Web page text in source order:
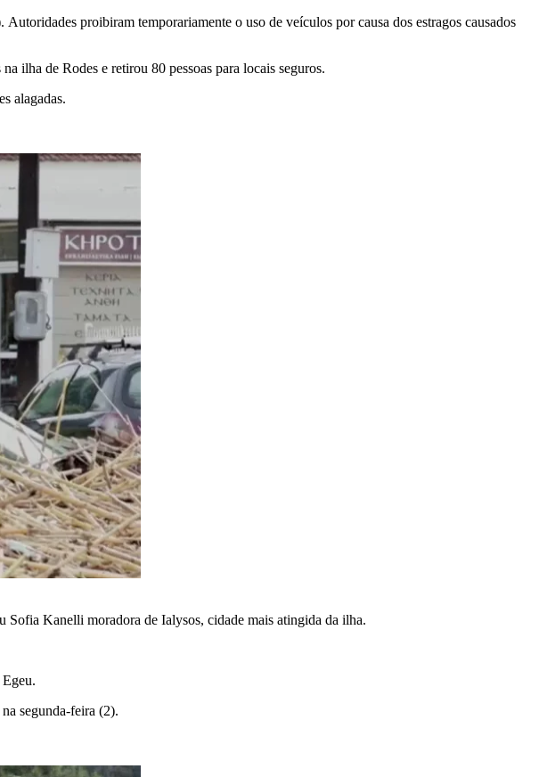
proibiram temporariamente o uso de veículos por causa dos estragos causados
ilha de Rodes e retirou 80 pessoas para locais seguros.
alagadas.
Sofia Kanelli moradora de Ialysos, cidade mais atingida da ilha.
segunda-feira (2).